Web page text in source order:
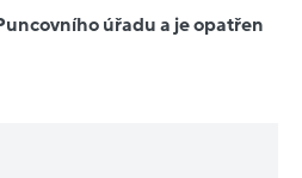
úřadu a je opatřen